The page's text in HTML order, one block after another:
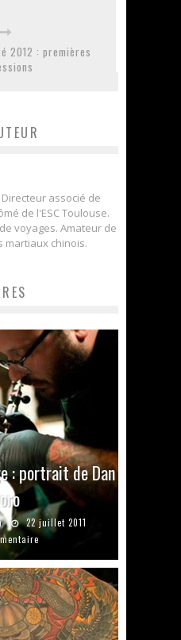
2012 : premières
associé de
de l'ESC Toulouse.
voyages. Amateur de
martiaux chinois.
: portrait de Dan
22 juillet 2011